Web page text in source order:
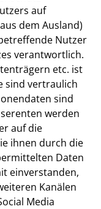
auf
dem Ausland)
Nutzer
verantwortlich.
etc. ist
sind vertraulich
sind
werden
auf die
ihnen durch die
Daten
einverstanden,
Kanälen
Media